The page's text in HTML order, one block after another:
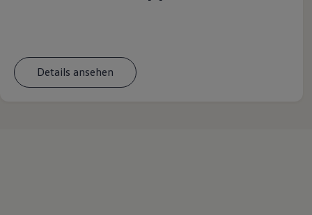
Elektromobilität
Volkswagen R
Pannen- und Unfallhilfe
Details ansehen